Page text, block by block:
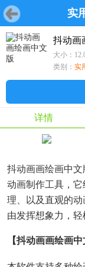
实
首页 游戏
首页 游戏 软件 鸿蒙
游戏
抖动画
大小：
类别： 实
详情
抖动画画绘画中
动画制作工具，
理、以及直观的
由发挥想象力，轻
【抖动画画绘画中